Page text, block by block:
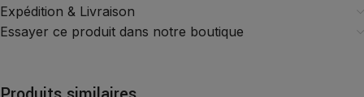
Expédition & Livraison
Essayer ce produit dans notre boutique